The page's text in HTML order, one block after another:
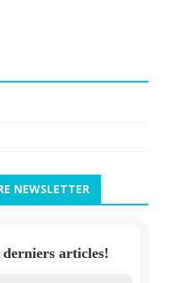
NEWSLETTER
derniers articles!